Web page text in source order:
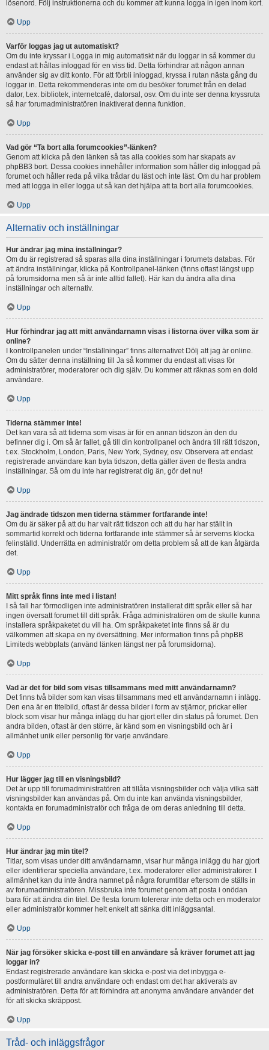
lösenord. Följ instruktionerna och du kommer att kunna logga in igen inom kort.
Upp
Varför loggas jag ut automatiskt?
Om du inte kryssar i Logga in mig automatiskt när du loggar in så kommer du
endast att hållas inloggad för en viss tid. Detta förhindrar att någon annan
använder sig av ditt konto. För att förbli inloggad, kryssa i rutan nästa gång du
loggar in. Detta rekommenderas inte om du besöker forumet från en delad
dator, t.ex. bibliotek, internetcafé, datorsal, osv. Om du inte ser denna kryssruta
så har forumadministratören inaktiverat denna funktion.
Upp
Vad gör “Ta bort alla forumcookies”-länken?
Genom att klicka på den länken så tas alla cookies som har skapats av
phpBB3 bort. Dessa cookies innehåller information som håller dig inloggad på
forumet och håller reda på vilka trådar du läst och inte läst. Om du har problem
med att logga in eller logga ut så kan det hjälpa att ta bort alla forumcookies.
Upp
Alternativ och inställningar
Hur ändrar jag mina inställningar?
Om du är registrerad så sparas alla dina inställningar i forumets databas. För
att ändra inställningar, klicka på Kontrollpanel-länken (finns oftast längst upp
på forumsidorna men så är inte alltid fallet). Här kan du ändra alla dina
inställningar och alternativ.
Upp
Hur förhindrar jag att mitt användarnamn visas i listorna över vilka som är
online?
I kontrollpanelen under “Inställningar” finns alternativet Dölj att jag är online.
Om du sätter denna inställning till Ja så kommer du endast att visas för
administratörer, moderatorer och dig själv. Du kommer att räknas som en dold
användare.
Upp
Tiderna stämmer inte!
Det kan vara så att tiderna som visas är för en annan tidszon än den du
befinner dig i. Om så är fallet, gå till din kontrollpanel och ändra till rätt tidszon,
t.ex. Stockholm, London, Paris, New York, Sydney, osv. Observera att endast
registrerade användare kan byta tidszon, detta gäller även de flesta andra
inställningar. Så om du inte har registrerat dig än, gör det nu!
Upp
Jag ändrade tidszon men tiderna stämmer fortfarande inte!
Om du är säker på att du har valt rätt tidszon och att du har har ställt in
sommartid korrekt och tiderna fortfarande inte stämmer så är serverns klocka
felinställd. Underrätta en administratör om detta problem så att de kan åtgärda
det.
Upp
Mitt språk finns inte med i listan!
I så fall har förmodligen inte administratören installerat ditt språk eller så har
ingen översatt forumet till ditt språk. Fråga administratören om de skulle kunna
installera språkpaketet du vill ha. Om språkpaketet inte finns så är du
välkommen att skapa en ny översättning. Mer information finns på phpBB
Limiteds webbplats (använd länken längst ner på forumsidorna).
Upp
Vad är det för bild som visas tillsammans med mitt användarnamn?
Det finns två bilder som kan visas tillsammans med ett användarnamn i inlägg.
Den ena är en titelbild, oftast är dessa bilder i form av stjärnor, prickar eller
block som visar hur många inlägg du har gjort eller din status på forumet. Den
andra bilden, oftast är den större, är känd som en visningsbild och är i
allmänhet unik eller personlig för varje användare.
Upp
Hur lägger jag till en visningsbild?
Det är upp till forumadministratören att tillåta visningsbilder och välja vilka sätt
visningsbilder kan användas på. Om du inte kan använda visningsbilder,
kontakta en forumadministratör och fråga de om deras anledning till detta.
Upp
Hur ändrar jag min titel?
Titlar, som visas under ditt användarnamn, visar hur många inlägg du har gjort
eller identifierar speciella användare, t.ex. moderatorer eller administratörer. I
allmänhet kan du inte ändra namnet på några forumtitlar eftersom de ställs in
av forumadministratören. Missbruka inte forumet genom att posta i onödan
bara för att ändra din titel. De flesta forum tolererar inte detta och en moderator
eller administratör kommer helt enkelt att sänka ditt inläggsantal.
Upp
När jag försöker skicka e-post till en användare så kräver forumet att jag
loggar in?
Endast registrerade användare kan skicka e-post via det inbygga e-
postformuläret till andra användare och endast om det har aktiverats av
administratören. Detta för att förhindra att anonyma användare använder det
för att skicka skräppost.
Upp
Tråd- och inläggsfrågor